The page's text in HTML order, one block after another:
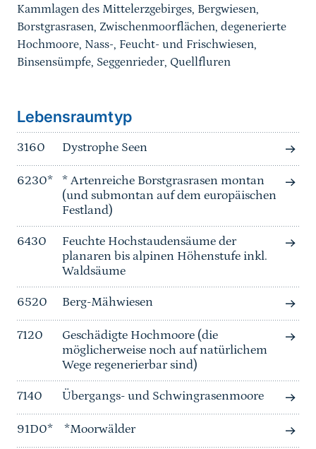
Kammlagen des Mittelerzgebirges, Bergwiesen,
Borstgrasrasen, Zwischenmoorflächen, degenerierte
Hochmoore, Nass-, Feucht- und Frischwiesen,
Binsensümpfe, Seggenrieder, Quellfluren
Lebensraumtyp
3160 Dystrophe Seen
6230*
* Artenreiche Borstgrasrasen montan
(und submontan auf dem europäischen
Festland)
6430
Feuchte Hochstaudensäume der
planaren bis alpinen Höhenstufe inkl.
Waldsäume
6520 Berg-Mähwiesen
7120
Geschädigte Hochmoore (die
möglicherweise noch auf natürlichem
Wege regenerierbar sind)
7140 Übergangs- und Schwingrasenmoore
91D0* *Moorwälder